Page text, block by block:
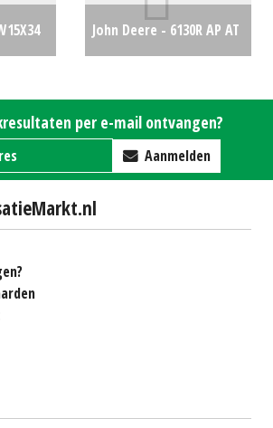
John Deere - 6130R AP AT
per e-mail ontvangen?
Aanmelden